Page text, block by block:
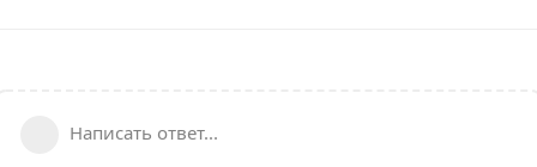
Написать ответ...